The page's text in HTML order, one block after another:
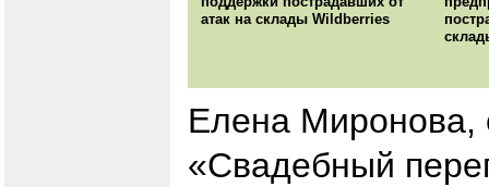
атак на склады Wildberries
Елена Миронова,
«Свадебный